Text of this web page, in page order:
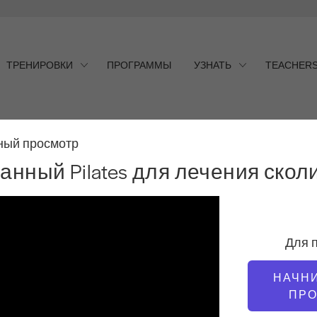
ТРЕНИРОВКИ ПРОГРАММЫ УЗНАТЬ
Pilates для лечения
просмотр
Pilates для лечения
Для